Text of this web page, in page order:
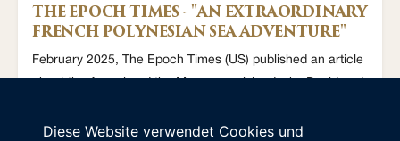
Diese Website verwendet Cookies und
THE EPOCH TIMES - "AN EXTRAORDINARY
FRENCH POLYNESIAN SEA ADVENTURE"
February 2025, The Epoch Times (US) published an article